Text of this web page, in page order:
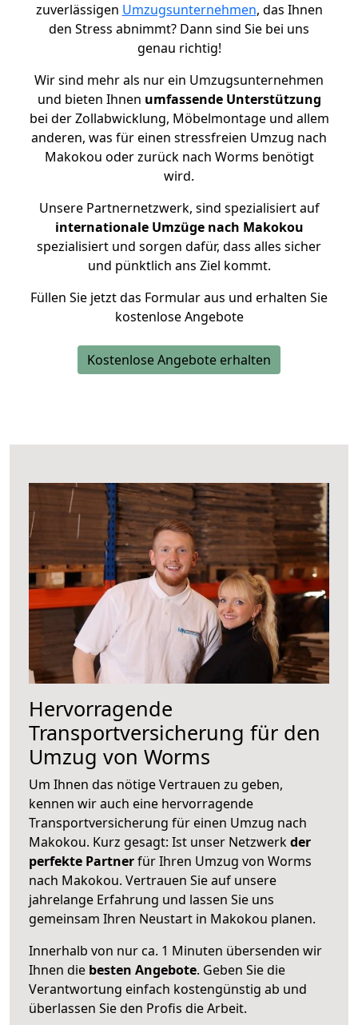
zuverlässigen Umzugsunternehmen, das Ihnen
den Stress abnimmt? Dann sind Sie bei uns
genau richtig!
Wir sind mehr als nur ein Umzugsunternehmen
und bieten Ihnen umfassende Unterstützung
bei der Zollabwicklung, Möbelmontage und allem
anderen, was für einen stressfreien Umzug nach
Makokou oder zurück nach Worms benötigt
wird.
Unsere Partnernetzwerk, sind spezialisiert auf
internationale Umzüge nach Makokou
spezialisiert und sorgen dafür, dass alles sicher
und pünktlich ans Ziel kommt.
Füllen Sie jetzt das Formular aus und erhalten Sie
kostenlose Angebote
Kostenlose Angebote erhalten
Hervorragende
Transportversicherung für den
Umzug von Worms
Um Ihnen das nötige Vertrauen zu geben,
kennen wir auch eine hervorragende
Transportversicherung für einen Umzug nach
Makokou. Kurz gesagt: Ist unser Netzwerkder
perfekte Partnerfür Ihren Umzug von Worms
nach Makokou. Vertrauen Sie auf unsere
jahrelange Erfahrung und lassen Sie uns
gemeinsam Ihren Neustart in Makokou planen.
Innerhalb von nur ca. 1 Minuten übersenden wir
Ihnen die besten Angebote. Geben Sie die
Verantwortung einfach kostengünstig ab und
überlassen Sie den Profis die Arbeit.